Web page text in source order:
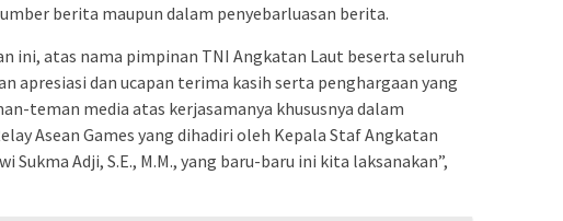
berita maupun dalam penyebarluasan berita.
ini, atas nama pimpinan TNI Angkatan Laut beserta seluruh
apresiasi dan ucapan terima kasih serta penghargaan yang
teman media atas kerjasamanya khususnya dalam
Asean Games yang dihadiri oleh Kepala Staf Angkatan
Sukma Adji, S.E., M.M., yang baru-baru ini kita laksanakan”,